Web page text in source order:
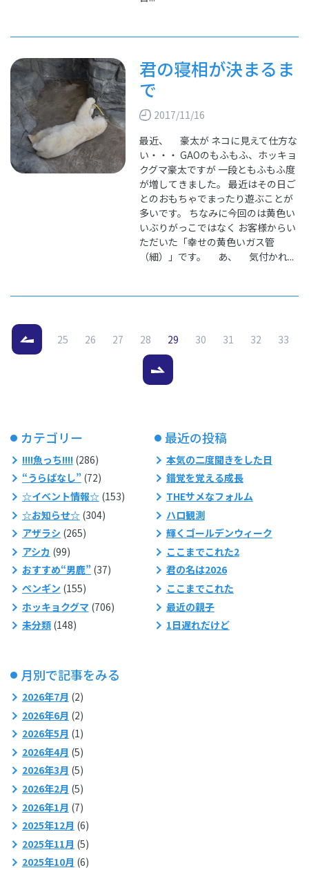
君の寝相が決まるま
で
2017/11/16
最近、 豪太が ネコに見えて仕方な
い・・・ GAOのもふもふ、ホッキョ
クグマ豪太ですが 一段ともふもふ度
が増してきました。 最近はその日ご
とのおもちゃでまったり遊ぶことが
多いです。 ちなみに今回のは黄色い
いぶりがっこではなく お客様からい
ただいた「幸せの黄色いガス管
（細）」です。 あ、 気付かれ...
25 26 27 28 29 （現在のページ）
30 31 32 33
カテゴリー
!!!!魚っち!!!!(286)
“うらばなし”(72)
☆イベント情報☆(153)
☆お知らせ☆(304)
アザラシ (265)
アシカ (99)
おすすめ“男鹿”(37)
ペンギン (155)
ホッキョクグマ (706)
未分類(148)
最近の投稿
本気の二度聞きをした日
錯覚を覚える成長
THEサメなフォルム
ハロ観測
輝くゴールデンウィーク
ここまでこれた2
君の名は2026
ここまでこれた
最近の親子
1日遅れだけど
月別で記事をみる
2026年7月 (2)
2026年6月 (2)
2026年5月 (1)
2026年4月 (5)
2026年3月 (5)
2026年2月 (5)
2026年1月 (7)
2025年12月 (6)
2025年11月 (5)
2025年10月 (6)